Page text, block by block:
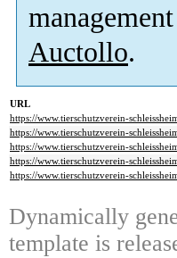
Auctollo.
URL
https://www.tierschutzverein-
https://www.tierschutzverein-
https://www.tierschutzverein-
https://www.tierschutzverein-
https://www.tierschutzverein-
Dynamically
template is